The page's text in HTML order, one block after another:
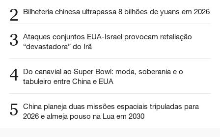
2 Bilheteria chinesa ultrapassa 8 bilhões de yuans em 2026
3 Ataques conjuntos EUA-Israel provocam retaliação
“devastadora” do Irã
4 Do canavial ao Super Bowl: moda, soberania e o
tabuleiro entre China e EUA
5
China planeja duas missões espaciais tripuladas para
2026 e almeja pouso na Lua em 2030